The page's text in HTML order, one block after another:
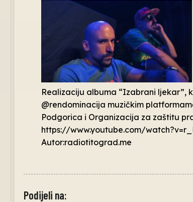
Realizaciju albuma “Izabrani ljekar”,
@rendominacija muzičkim
Podgorica i Organizacija za zaštitu
https://www.youtube.com/
Autor:radiotitograd.me
Podijeli na: